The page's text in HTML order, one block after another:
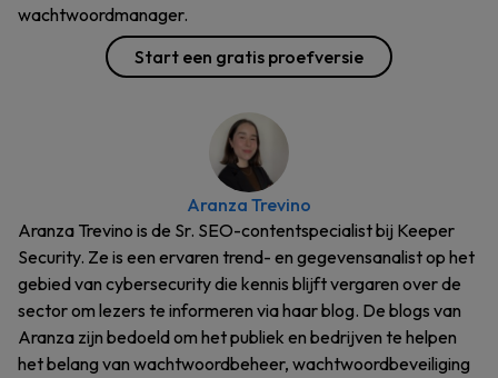
wachtwoordmanager.
Start een gratis proefversie
Aranza Trevino
Aranza Trevino is de Sr. SEO-contentspecialist bij Keeper
Security. Ze is een ervaren trend- en gegevensanalist op het
gebied van cybersecurity die kennis blijft vergaren over de
sector om lezers te informeren via haar blog. De blogs van
Aranza zijn bedoeld om het publiek en bedrijven te helpen
het belang van wachtwoordbeheer, wachtwoordbeveiliging